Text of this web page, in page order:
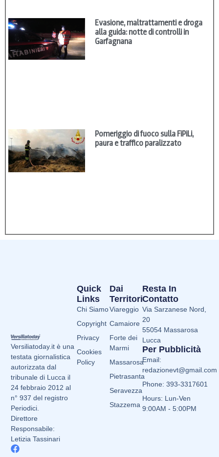
Evasione, maltrattamenti e droga
alla guida: notte di controlli in
Garfagnana
Pomeriggio di fuoco sulla FiPiLi,
paura e traffico paralizzato
Versiliatoday.it è una
testata giornalistica
autorizzata dal
tribunale di Lucca il
24 febbraio 2012 al
n° 937 del registro
Periodici.
Direttore
Responsabile:
Letizia Tassinari
Dai
Territori
Viareggio
Camaiore
Forte dei
Marmi
Massarosa
Pietrasanta
Seravezza
Stazzema
Quick
Links
Chi Siamo
Copyright
Privacy
Cookies
Policy
Resta In
Contatto
Via Sarzanese Nord,
20
55054 Massarosa
Lucca
Per Pubblicità
Email:
redazionevt@gmail.com
Phone: 393-3317601
Hours: Lun-Ven
9:00AM - 5:00PM